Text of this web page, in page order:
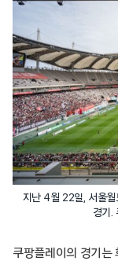
지난 4월 22일, 서울월
경기.
쿠팡플레이의 경기는